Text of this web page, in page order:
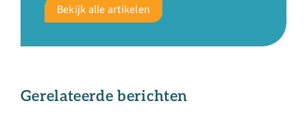
Bekijk alle artikelen
Gerelateerde berichten